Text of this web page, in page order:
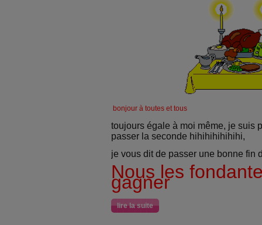
bonjour à toutes et tous
toujours égale à moi même, je suis
passer la seconde hihihihihihihi,
je vous dit de passer une bonne fin
Nous les
gagner
lire la suite